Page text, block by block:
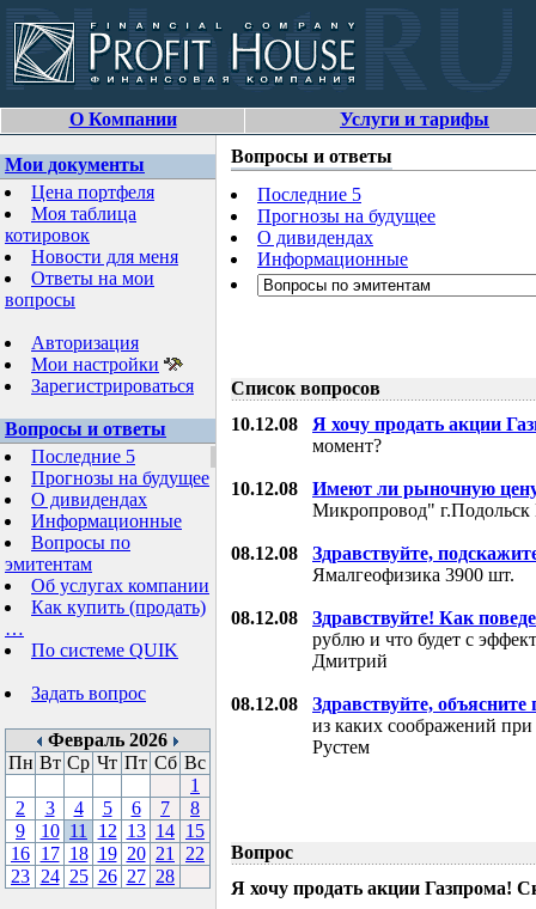
О Компании Услуги и тарифы
Мои документы
Цена портфеля
Моя таблица
котировок
Новости для меня
Ответы на мои
вопросы
Авторизация
Мои настройки
Зарегистрироваться
Вопросы и ответы
Последние 5
Прогнозы на будущее
О дивидендах
Информационные
Вопросы по
эмитентам
Об услугах компании
Как купить (продать)
…
По системе QUIK
Задать вопрос
Февраль 2026
Пн Вт Ср Чт Пт Сб Вс
1
2
3 4 5 6 7
8
9
10 11 12 13 14 15
16 17 18 19 20 21
22
23 24 25 26 27 28
Вопросы и ответы
Последние 5
Прогнозы на будущее
О дивидендах
Информационные
Список вопросов
10.12.08 Я хочу продать акции
момент?
10.12.08
Имеют ли рыночную
Микропровод"
08.12.08
Здравствуйте,
Ямалгеофизика 3900 шт.
08.12.08
Здравствуйте! Как
рублю и что будет с
Дмитрий
08.12.08
Здравствуйте, объясните
из каких соображений
Рустем
Вопрос
Я хочу продать акции Газпрома!